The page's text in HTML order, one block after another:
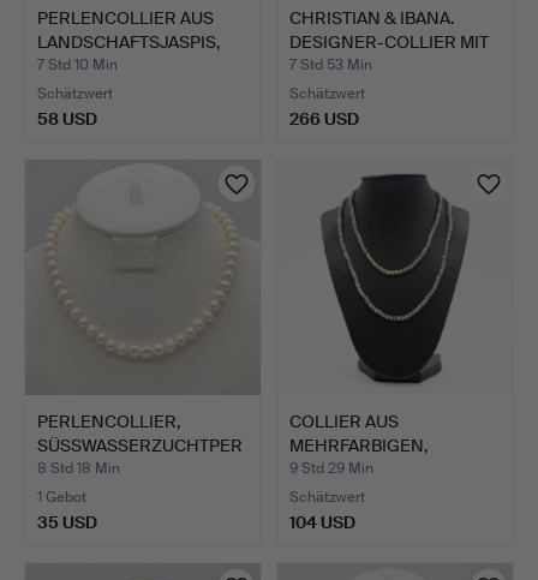
PERLENCOLLIER AUS
LANDSCHAFTSJASPIS,
EINZE…
7 Std 10 Min
Schätzwert
58 USD
CHRISTIAN & IBANA.
DESIGNER-COLLIER MIT
PA…
7 Std 53 Min
Schätzwert
266 USD
PERLENCOLLIER,
SÜSSWASSERZUCHTPER
LEN, WEIS…
8 Std 18 Min
1 Gebot
35 USD
COLLIER AUS
MEHRFARBIGEN,
KLEINEN JADEPERL…
9 Std 29 Min
Schätzwert
104 USD